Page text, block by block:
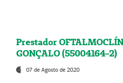
Prestador
GONÇALO (55004164-2)
07 de Agosto de 2020